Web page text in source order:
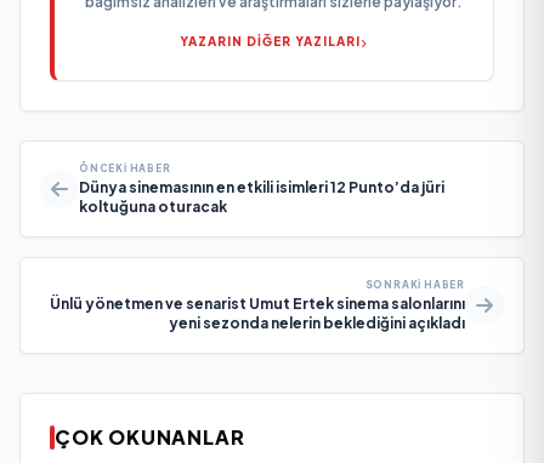
YAZARIN DİĞER YAZILARI
ÖNCEKI HABER
Dünya sinemasının en etkili isimleri 12 Punto’da jüri
koltuğuna oturacak
SONRAKI HABER
Ünlü yönetmen ve senarist Umut Ertek sinema salonlarını
yeni sezonda nelerin beklediğini açıkladı
ÇOK OKUNANLAR